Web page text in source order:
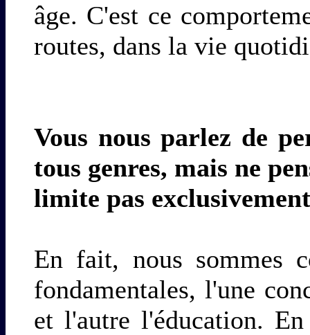
âge. C'est ce
routes, dans la vie
Vous nous parlez de
tous genres, mais ne
limite pas
En fait, nous sommes
fondamentales, l'une
et l'autre l'éducation.